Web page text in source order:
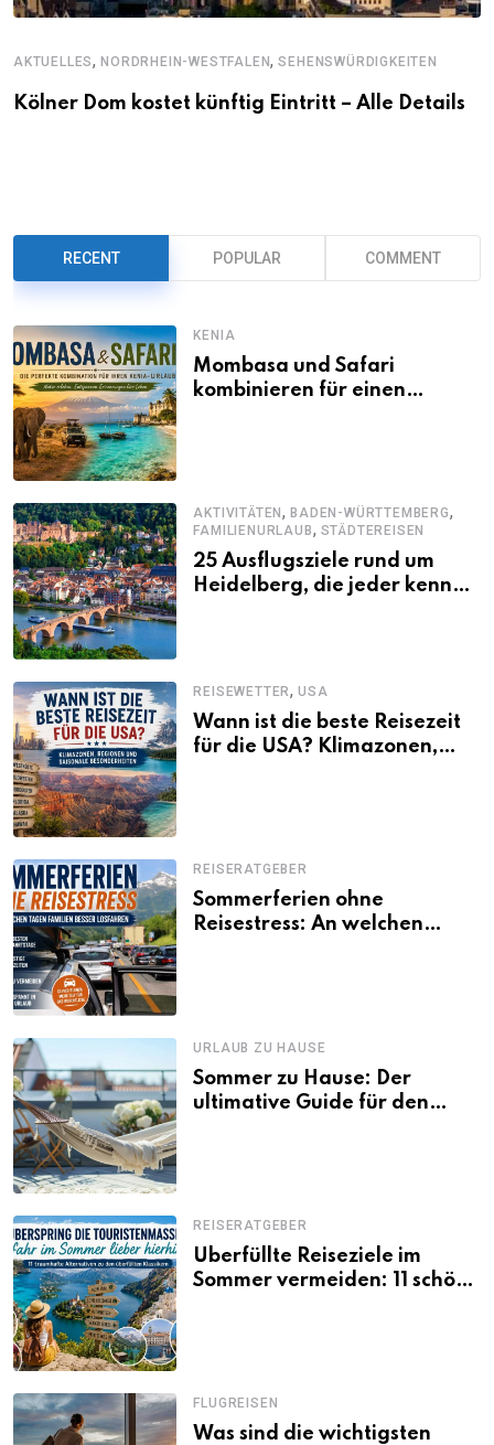
AKTUELLES,NORDRHEIN-WESTFALEN,SEHENSWÜRDIGKEITEN
Kölner Dom kostet künftig Eintritt – Alle Details
RECENT POPULAR COMMENT
KENIA
Mombasa und Safari
kombinieren für einen
AKTIVITÄTEN,BADEN-WÜRTTEMBERG,
FAMILIENURLAUB, STÄDTEREISEN
25 Ausflugsziele rund um
Heidelberg, die jeder kennen
REISEWETTER,USA
Wann ist die beste Reisezeit
für die USA? Klimazonen,
REISERATGEBER
Sommerferien ohne
Reisestress: An welchen
URLAUB ZU HAUSE
Sommer zu Hause: Der
ultimative Guide für den
REISERATGEBER
Überfüllte Reiseziele im
Sommer vermeiden: 11 schöne
FLUGREISEN
Was sind die wichtigsten